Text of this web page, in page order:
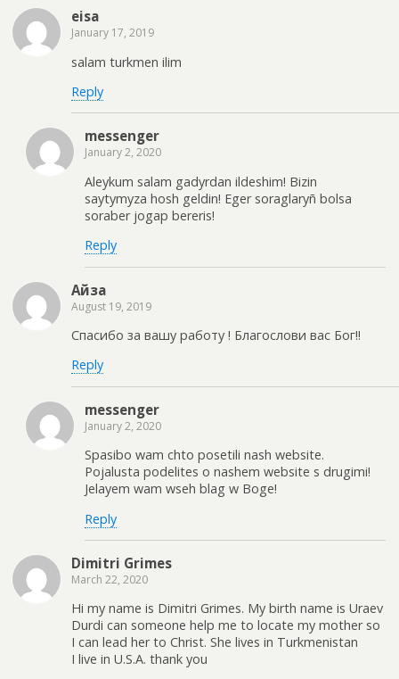
eisa
January 17, 2019
salam turkmen ilim
Reply
messenger
January 2, 2020
Aleykum salam gadyrdan ildeshim! Bizin
saytymyza hosh geldin! Eger soraglaryñ bolsa
soraber jogap bereris!
Reply
Айза
August 19, 2019
Спасибо за вашу работу ! Благослови вас Бог!!
Reply
messenger
January 2, 2020
Spasibo wam chto posetili nash website.
Pojalusta podelites o nashem website s drugimi!
Jelayem wam wseh blag w Boge!
Reply
Dimitri Grimes
March 22, 2020
Hi my name is Dimitri Grimes. My birth name is Uraev
Durdi can someone help me to locate my mother so
I can lead her to Christ. She lives in Turkmenistan
I live in U.S.A. thank you